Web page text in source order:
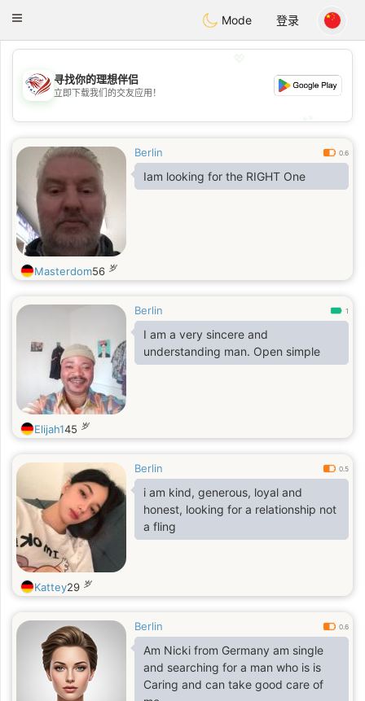
Dating
Toggle
Mode 登录
💖
💕
寻找你的理想伴侣
立即下载我们的交友应用！
Berlin 0.6
Iam looking for the RIGHT One
Masterdom56 岁
Berlin 1
I am a very sincere and
understanding man. Open simple
Elijah145 岁
Berlin 0.5
i am kind, generous, loyal and
honest, looking for a relationship not
a fling
Kattey29 岁
Berlin 0.6
Am Nicki from Germany am single
and searching for a man who is is
Caring and can take good care of